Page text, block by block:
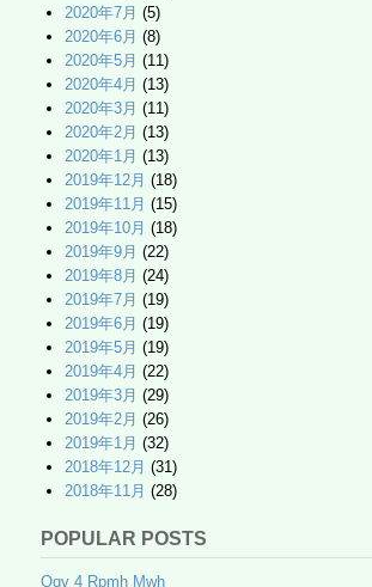
2020年7月 (5)
2020年6月 (8)
2020年5月 (11)
2020年4月 (13)
2020年3月 (11)
2020年2月 (13)
2020年1月 (13)
2019年12月 (18)
2019年11月 (15)
2019年10月 (18)
2019年9月 (22)
2019年8月 (24)
2019年7月 (19)
2019年6月 (19)
2019年5月 (19)
2019年4月 (22)
2019年3月 (29)
2019年2月 (26)
2019年1月 (32)
2018年12月 (31)
2018年11月 (28)
POPULAR POSTS
Oqv 4 Rpmh Mwh